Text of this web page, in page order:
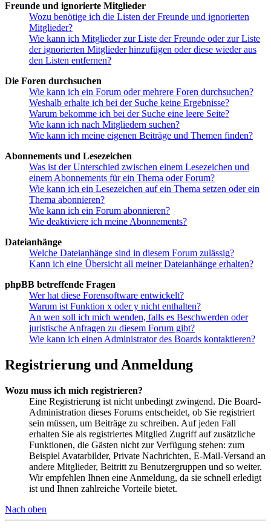
Freunde und ignorierte Mitglieder
Wozu benötige ich die Listen der Freunde und ignorierten
Mitglieder?
Wie kann ich Mitglieder zur Liste der Freunde oder zur Liste
der ignorierten Mitglieder hinzufügen oder diese wieder aus
den Listen entfernen?
Die Foren durchsuchen
Wie kann ich ein Forum oder mehrere Foren durchsuchen?
Weshalb erhalte ich bei der Suche keine Ergebnisse?
Warum bekomme ich bei der Suche eine leere Seite?
Wie kann ich nach Mitgliedern suchen?
Wie kann ich meine eigenen Beiträge und Themen finden?
Abonnements und Lesezeichen
Was ist der Unterschied zwischen einem Lesezeichen und
einem Abonnements für ein Thema oder Forum?
Wie kann ich ein Lesezeichen auf ein Thema setzen oder ein
Thema abonnieren?
Wie kann ich ein Forum abonnieren?
Wie deaktiviere ich meine Abonnements?
Dateianhänge
Welche Dateianhänge sind in diesem Forum zulässig?
Kann ich eine Übersicht all meiner Dateianhänge erhalten?
phpBB betreffende Fragen
Wer hat diese Forensoftware entwickelt?
Warum ist Funktion x oder y nicht enthalten?
An wen soll ich mich wenden, falls es Beschwerden oder
juristische Anfragen zu diesem Forum gibt?
Wie kann ich einen Administrator des Boards kontaktieren?
Registrierung und Anmeldung
Wozu muss ich mich registrieren?
Eine Registrierung ist nicht unbedingt zwingend. Die Board-
Administration dieses Forums entscheidet, ob Sie registriert
sein müssen, um Beiträge zu schreiben. Auf jeden Fall
erhalten Sie als registriertes Mitglied Zugriff auf zusätzliche
Funktionen, die Gästen nicht zur Verfügung stehen: zum
Beispiel Avatarbilder, Private Nachrichten, E-Mail-Versand an
andere Mitglieder, Beitritt zu Benutzergruppen und so weiter.
Wir empfehlen Ihnen eine Anmeldung, da sie schnell erledigt
ist und Ihnen zahlreiche Vorteile bietet.
Nach oben